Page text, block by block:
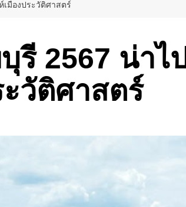
เมืองประวัติศาสตร์
รี 2567 น่าไ
ะวัติศาสตร์